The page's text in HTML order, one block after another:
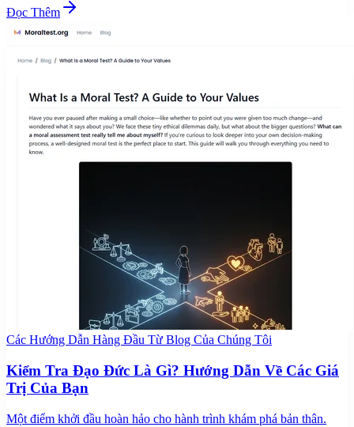
Đọc Thêm
Các Hướng Dẫn Hàng Đầu Từ Blog Của Chúng Tôi
Kiểm Tra Đạo Đức Là Gì? Hướng Dẫn Về Các Giá
Trị Của Bạn
Một điểm khởi đầu hoàn hảo cho hành trình khám phá bản thân.